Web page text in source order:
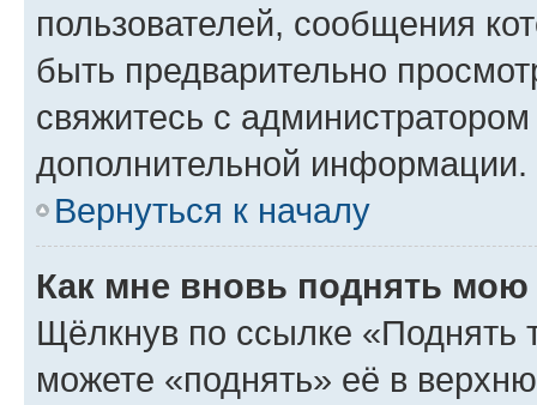
пользователей, сообщения
быть предварительно
свяжитесь с
дополнительной информации.
Вернуться к началу
Как мне вновь поднять мою
Щёлкнув по ссылке «Поднять
можете «поднять» её в